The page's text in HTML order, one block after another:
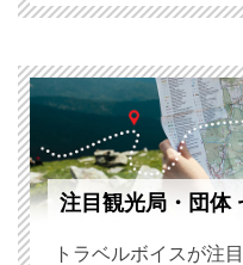
注目観光局・団体
トラベルボイスが注